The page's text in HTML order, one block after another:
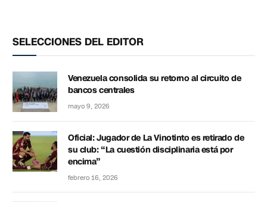
SELECCIONES DEL EDITOR
Venezuela consolida su retorno al circuito de
bancos centrales
mayo 9, 2026
Oficial: Jugador de La Vinotinto es retirado de
su club: “La cuestión disciplinaria está por
encima”
febrero 16, 2026